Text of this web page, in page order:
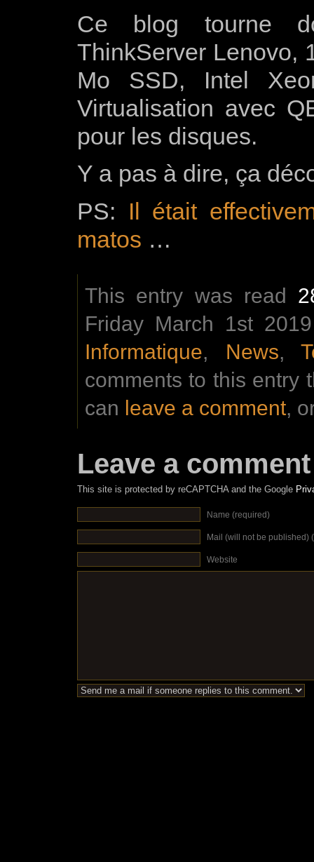
Ce blog tourne
ThinkServer Lenovo,
Mo SSD, Intel
Virtualisation avec
pour les disques.
Y a pas à dire, ça
PS: Il était
matos …
This entry was read
Friday March 1st
Informatique, News,
comments to this entry
can leave a comment,
Leave a comment
This site is protected by reCAPTCHA and the Google
Name (required)
Mail (will not be published)
Website